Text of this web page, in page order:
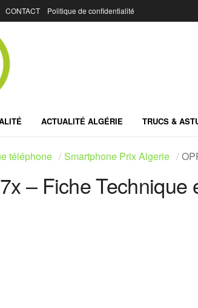
CONTACT Politique de confidentialité
ACTUALITÉ ALGÉRIE TRUCS &
téléphone Smartphone Prix Algerie
– Fiche Technique